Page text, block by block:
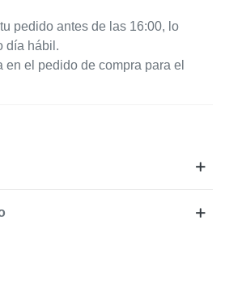
pedido antes de las 16:00, lo
día hábil.
en el pedido de compra para el